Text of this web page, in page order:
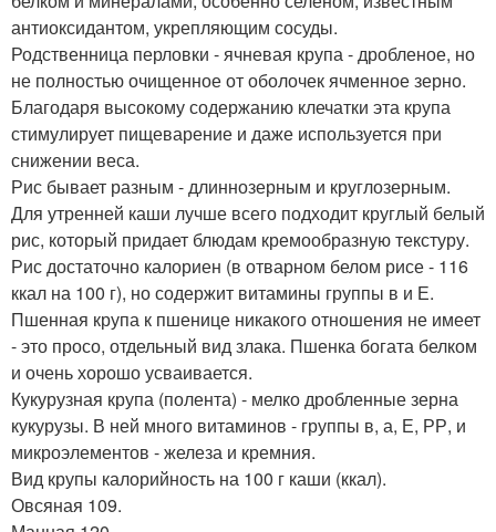
антиоксидантом, укрепляющим сосуды.
Родственница перловки - ячневая крупа - дробленое, но
не полностью очищенное от оболочек ячменное зерно.
Благодаря высокому содержанию клечатки эта крупа
стимулирует пищеварение и даже используется при
снижении веса.
Рис бывает разным - длиннозерным и круглозерным.
Для утренней каши лучше всего подходит круглый белый
рис, который придает блюдам кремообразную текстуру.
Рис достаточно калориен (в отварном белом рисе - 116
ккал на 100 г), но содержит витамины группы в и Е.
Пшенная крупа к пшенице никакого отношения не имеет
- это просо, отдельный вид злака. Пшенка богата белком
и очень хорошо усваивается.
Кукурузная крупа (полента) - мелко дробленные зерна
кукурузы. В ней много витаминов - группы в, а, Е, РР, и
микроэлементов - железа и кремния.
Вид крупы калорийность на 100 г каши (ккал).
Овсяная 109.